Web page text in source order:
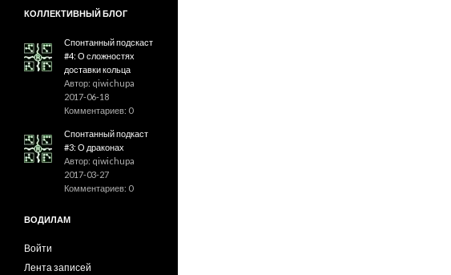
КОЛЛЕКТИВНЫЙ БЛОГ
Спонтанный подскаст
#4: О сложностях
доставки кольца
Автор: qiwichupa
2017-06-18
Комментариев: 0
Спонтанный подкаст
#3: О драконах
Автор: qiwichupa
2017-03-27
Комментариев: 0
ВОДИЛАМ
Войти
Лента записей